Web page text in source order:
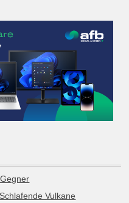
Vulkane